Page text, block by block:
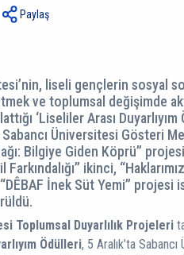
Paylaş
liseli gençlerin sosyal
etmek ve toplumsal değişimde
‘Liseliler Arası
Üniversitesi Gösteri
Bilgiye Giden Köprü”
Farkındalığı” ikinci,
İnek Süt Yemi” projesi
Toplumsal Duyarlılık Projeleri
Ödülleri, 5 Aralık’ta